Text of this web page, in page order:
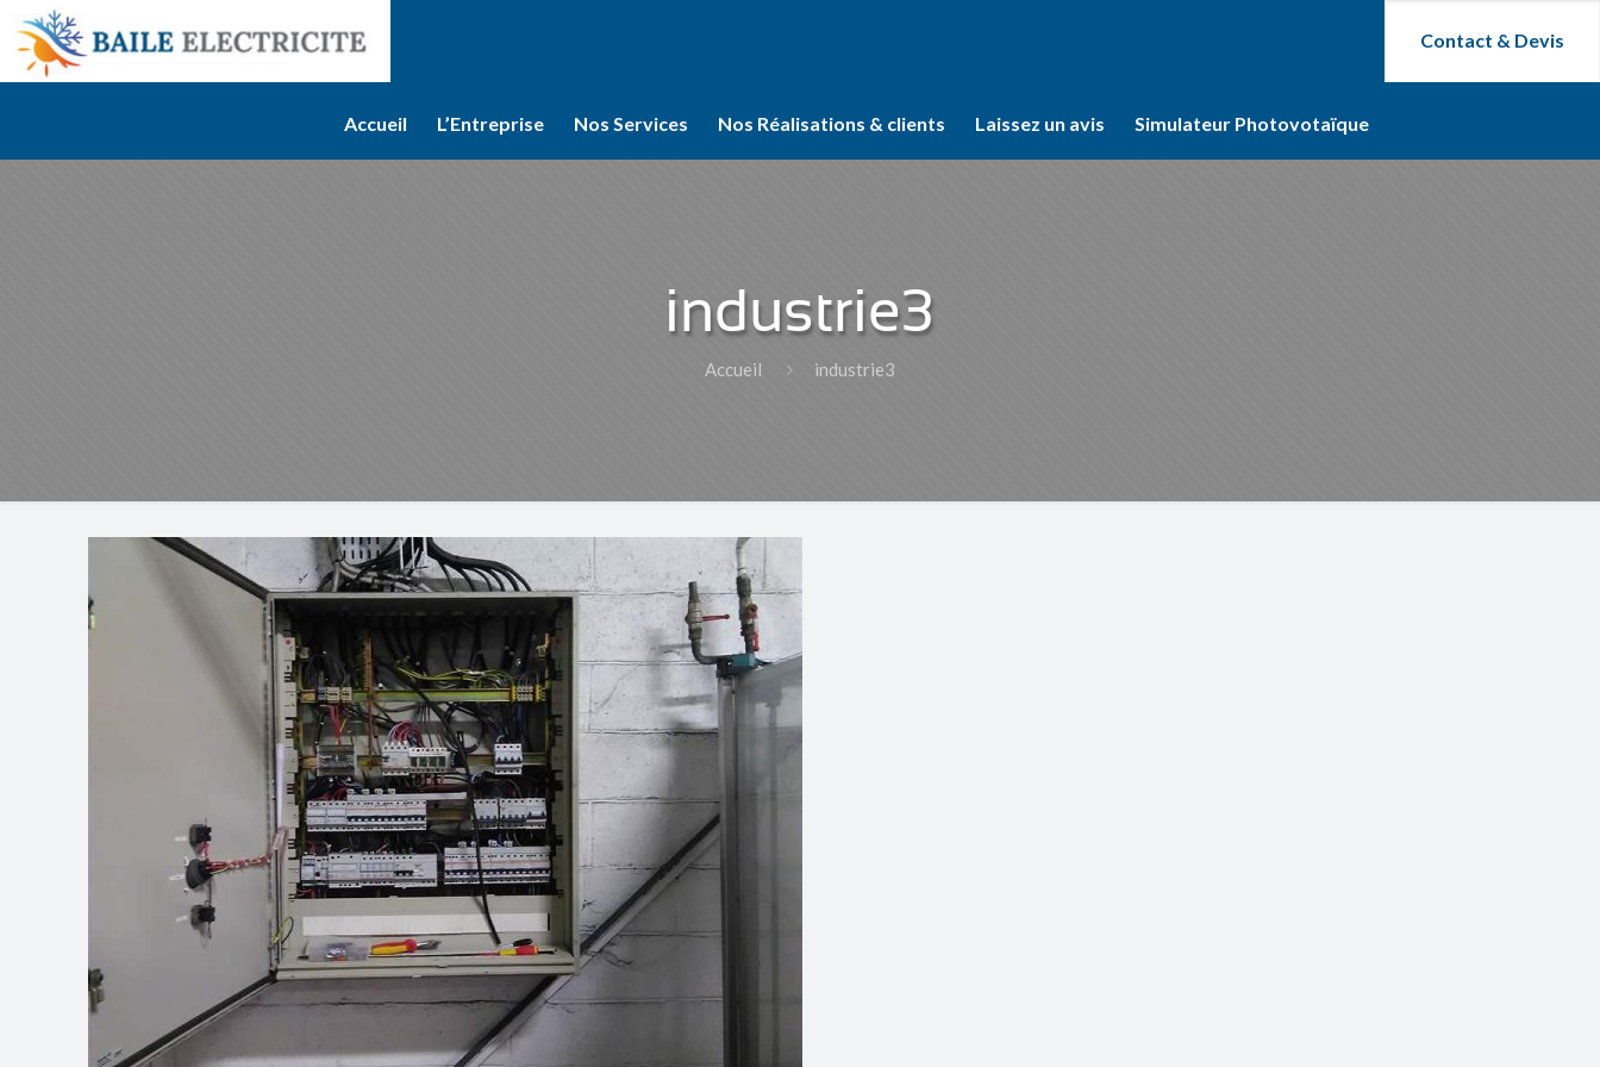
Accueil L’Entreprise Nos Services Nos Réalisations & clients Laissez un avis Simulateur Photovotaïque
Contact & Devis
industrie3
Accueil industrie3